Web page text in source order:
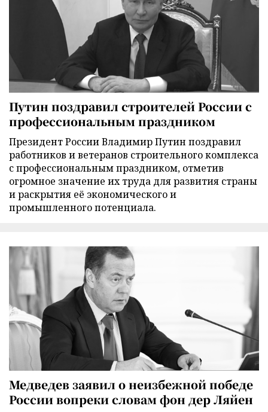
Путин поздравил строителей России с
профессиональным праздником
Президент России Владимир Путин поздравил
работников и ветеранов строительного комплекса
с профессиональным праздником, отметив
огромное значение их труда для развития страны
и раскрытия её экономического и
промышленного потенциала.
Медведев заявил о неизбежной победе
России вопреки словам фон дер Ляйен